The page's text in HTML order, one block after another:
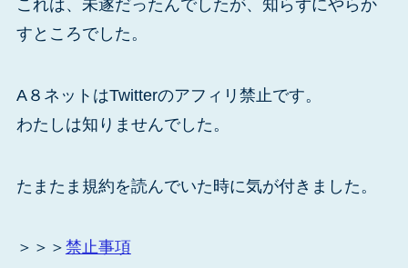
これは、未遂だったんでしたが、知らずにやらか
すところでした。
A８ネットはTwitterのアフィリ禁止です。
わたしは知りませんでした。
たまたま規約を読んでいた時に気が付きました。
＞＞＞ 禁止事項